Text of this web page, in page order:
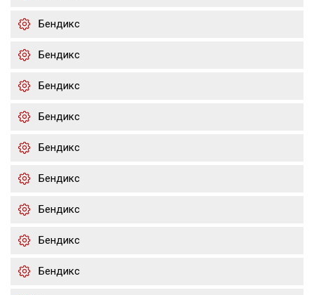
Бендикс
Бендикс
Бендикс
Бендикс
Бендикс
Бендикс
Бендикс
Бендикс
Бендикс